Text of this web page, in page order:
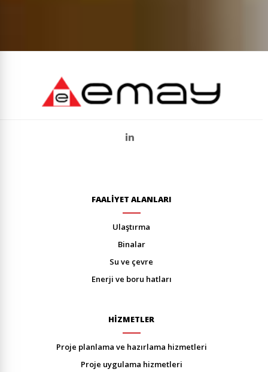
FAALİYET ALANLARI
ulaştirma
bi̇nalar
su ve çevre
enerji̇ ve boru hatlari
HİZMETLER
proje planlama ve hazirlama hi̇zmetleri̇
proje uygulama hi̇zmetleri̇